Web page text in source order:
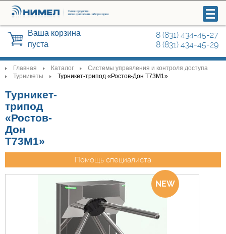
Видеонаблюдение
Системы управления и контроля
доступа
Охранные сигнализации
Автоматика для ворот, шлагбаумы
8 (831) 434-45-27
8 (831) 434-45-29
Ваша корзина
пуста
>
Главная Каталог
Системы управления и контроля доступа
Турникеты Турникет-трипод «Ростов-Дон Т73М1»
Турникет-
трипод
«Ростов-
Дон
Т73М1»
Помощь специалиста